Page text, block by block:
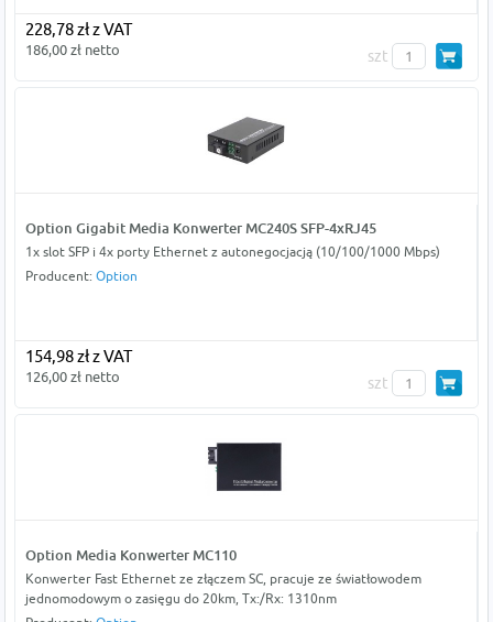
228,78 zł z VAT
186,00 zł netto szt
Option Gigabit Media Konwerter MC240S SFP-4xRJ45
1x slot SFP i 4x porty Ethernet z autonegocjacją (10/100/1000 Mbps)
Producent: Option
154,98 zł z VAT
126,00 zł netto szt
Option Media Konwerter MC110
Konwerter Fast Ethernet ze złączem SC, pracuje ze światłowodem
jednomodowym o zasięgu do 20km, Tx:/Rx: 1310nm